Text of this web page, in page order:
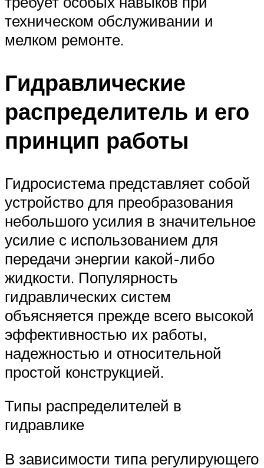
техническом обслуживании и
мелком ремонте.
Гидравлические
распределитель и его
принцип работы
Гидросистема представляет собой
устройство для преобразования
небольшого усилия в значительное
усилие с использованием для
передачи энергии какой-либо
жидкости. Популярность
гидравлических систем
объясняется прежде всего высокой
эффективностью их работы,
надежностью и относительной
простой конструкцией.
Типы распределителей в
гидравлике
В зависимости типа регулирующего